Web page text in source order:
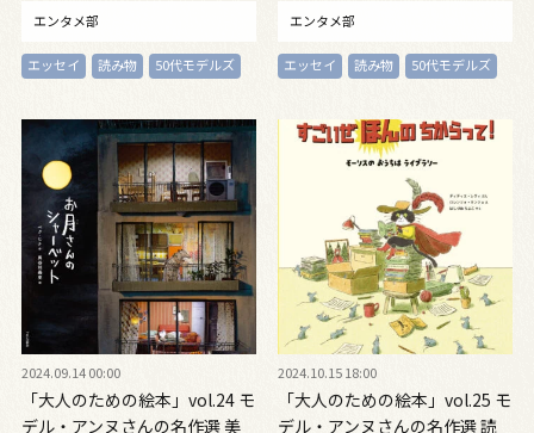
エンタメ部
エッセイ 読み物 50代モデルズ
エンタメ部
エッセイ 読み物 50代モデルズ
2024.09.14 00:00
「大人のための絵本」vol.24 モ
デル・アンヌさんの名作選 美
2024.10.15 18:00
「大人のための絵本」vol.25 モ
デル・アンヌさんの名作選 読